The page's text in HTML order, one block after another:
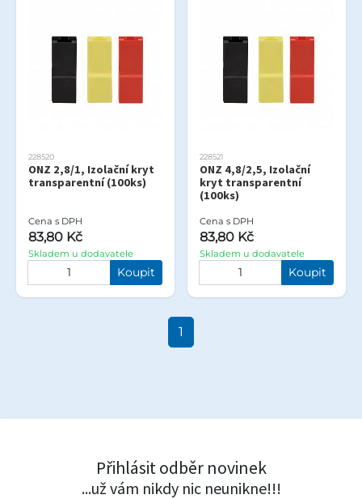
228520
ONZ 2,8/1, Izolační kryt
transparentní (100ks)
Cena s DPH
83,80 Kč
Skladem u dodavatele
Koupit
228521
ONZ 4,8/2,5, Izolační
kryt transparentní
(100ks)
Cena s DPH
83,80 Kč
Skladem u dodavatele
Koupit
1
Přihlásit odběr novinek
...už vám nikdy nic neunikne!!!